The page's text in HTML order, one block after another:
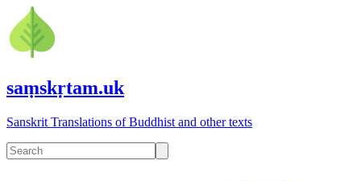
saṃskṛtam.uk
Sanskrit Translations of Buddhist and other texts